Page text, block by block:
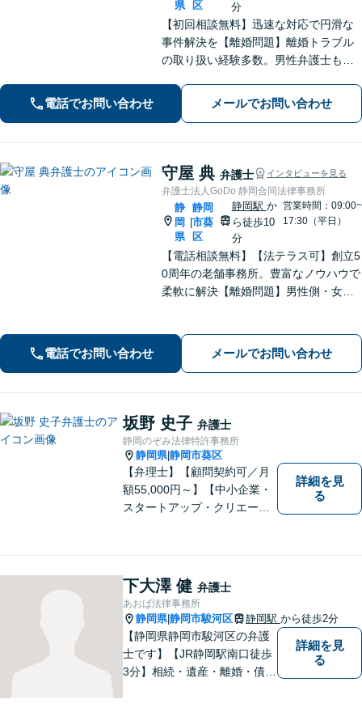
県 区 分
【初回相談無料】迅速な対応で円滑な
事件解決を【離婚問題】離婚トラブル
の取り扱い経験多数。男性弁護士も在
イス【相続問題】全国出張も対応。関
連士業とも連携し、満足度の高い相続
電話でお問い合わせ メールでお問い合わせ
守屋 典 弁護士 インタビューを見る
弁護士法人GoDo 静岡合同法律事務所
静
岡
県
|
静岡
市葵
区
静岡駅 か
ら徒歩10
分
営業時間：09:00~
17:30（平日）
【電話相談無料】【法テラス可】創立5
0周年の老舗事務所。豊富なノウハウで
柔軟に解決【離婚問題】男性側・女性
対応【借金・債務整理】個人・法人と
もに相談可【静岡駅10分】
電話でお問い合わせ メールでお問い合わせ
坂野 史子 弁護士
静岡のぞみ法律特許事務所
静岡県|静岡市葵区
【弁理士】【顧問契約可／月
額55,000円～】【中小企業・
スタートアップ・クリエータ
ポート。「特許、意匠、商
標、著作権、不正競争防止法
の専門知識・経験豊富」「リ
ーガルフォースの高精度契約
書チェック」
詳細を見
る
下大澤 健 弁護士
あおば法律事務所
静岡県|静岡市駿河区 静岡駅 から徒歩2分
【静岡県静岡市駿河区の弁護
士です】【JR静岡駅南口徒歩
3分】相続・遺産・離婚・債務
詳細を見
る